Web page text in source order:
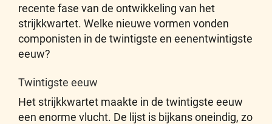
recente fase van de ontwikkeling van het
strijkkwartet. Welke nieuwe vormen vonden
componisten in de twintigste en eenentwintigste
eeuw?
Twintigste eeuw
Het strijkkwartet maakte in de twintigste eeuw
een enorme vlucht. De lijst is bijkans oneindig, zo